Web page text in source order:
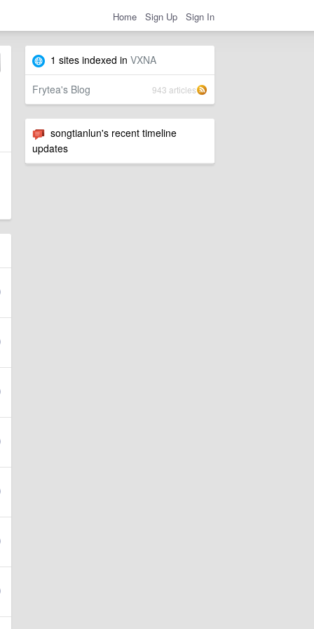
Home Sign Up Sign In
1 sites indexed in VXNA
Frytea's Blog 943 articles
songtianlun's recent timeline
updates